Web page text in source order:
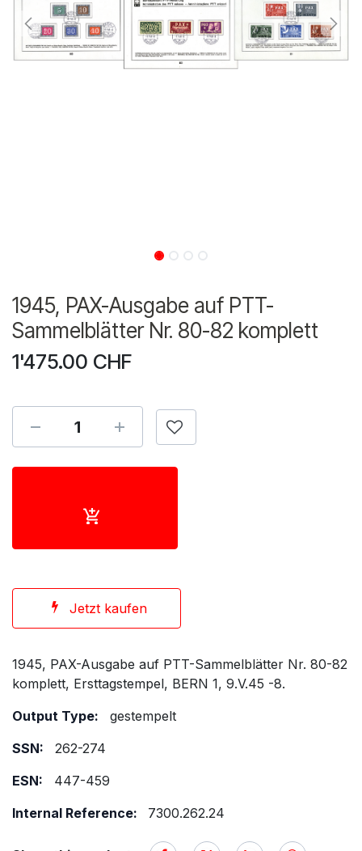
1945, PAX-Ausgabe auf PTT-
Sammelblätter Nr. 80-82 komplett
1'475.00 CHF
Jetzt kaufen
1945, PAX-Ausgabe auf PTT-Sammelblätter Nr. 80-82
komplett, Ersttagstempel, BERN 1, 9.V.45 -8.
Output Type:
gestempelt
SSN:
262-274
ESN:
447-459
Internal Reference:
7300.262.24